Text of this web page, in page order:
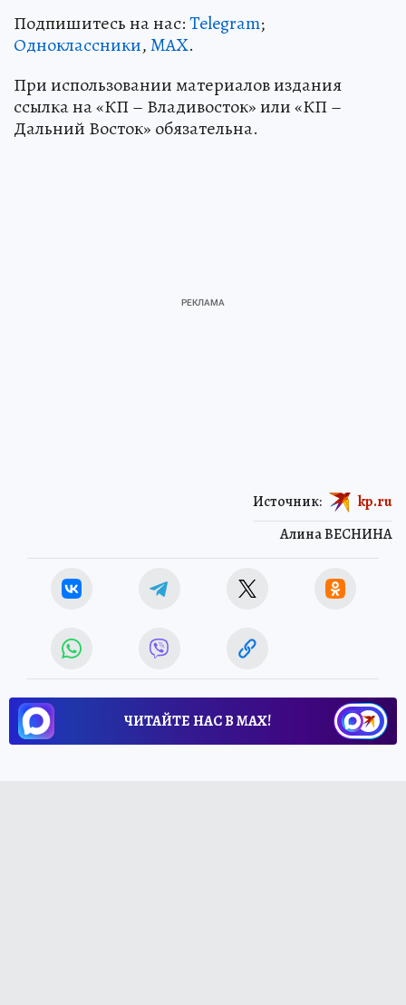
Подпишитесь на нас:Telegram;
Одноклассники,MAX.
При использовании материалов издания
ссылка на «КП – Владивосток» или «КП –
Дальний Восток» обязательна.
Алина ВЕСНИНА
Источник: kp.ru
ЧИТАЙТЕ НАС В МАХ!